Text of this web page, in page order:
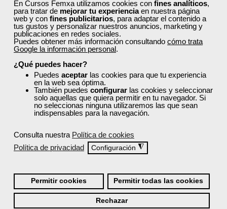
En Cursos Femxa utilizamos cookies con fines analíticos,
para tratar de mejorar tu experienciaen nuestra página
web y con fines publicitarios, para adaptar el contenido a
tus gustos y personalizar nuestros anuncios, marketing y
publicaciones en redes sociales.
Puedes obtener más información consultando cómo trata
Google la información personal.
¿Qué puedes hacer?
Puedes aceptar las cookies para que tu experiencia
en la web sea óptima.
También puedes configurar las cookies y seleccionar
solo aquellas que quiera permitir en tu navegador. Si
no seleccionas ninguna utilizaremos las que sean
indispensables para la navegación.
Consulta nuestra Política de cookies
Política de privacidad
Configuración ◮
Permitir cookies Permitir todas las cookies
Rechazar
Sector
-Agricultura y Ganadería.
Abonado y fertilización en
agricultura ecológica
20 horas
Online (toda España)
4 287